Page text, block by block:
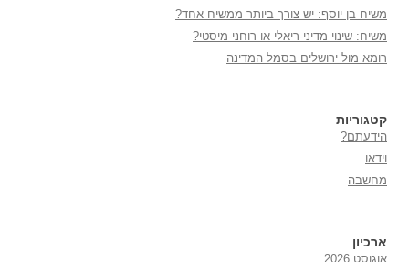
משיח בן יוסף: יש צורך ביותר ממשיח אחד?
משיח: שינוי מדיני-ריאלי או רוחני-מיסטי?
רומא מול ירושלים בסמל המדינה
קטגוריות
הידעתם?
וידאו
מחשבה
ארכיון
אוגוסט 2026